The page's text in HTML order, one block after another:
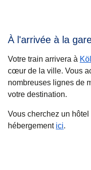
À l'arrivée à la
Votre train arrivera à
cœur de la ville. Vous
nombreuses lignes de
votre destination.
Vous cherchez un
hébergement ici.